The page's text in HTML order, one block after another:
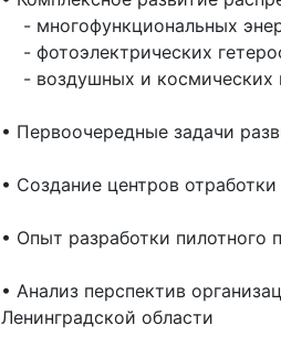
- многофункциональных
- фотоэлектрических
- воздушных и космических
• Первоочередные задачи
• Создание центров
• Опыт разработки пилотного
• Анализ перспектив
Ленинградской области